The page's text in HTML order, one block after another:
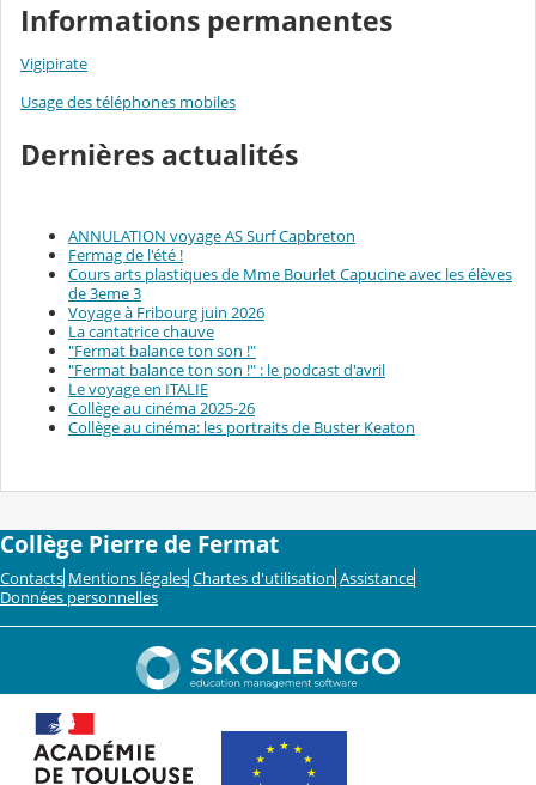
Informations permanentes
Vigipirate
Usage des téléphones mobiles
Dernières actualités
ANNULATION voyage AS Surf Capbreton
Fermag de l'été !
Cours arts plastiques de Mme Bourlet Capucine avec les élèves
de 3eme 3
Voyage à Fribourg juin 2026
La cantatrice chauve
"Fermat balance ton son !"
"Fermat balance ton son !" : le podcast d'avril
Le voyage en ITALIE
Collège au cinéma 2025-26
Collège au cinéma: les portraits de Buster Keaton
Collège Pierre de Fermat
Contacts Mentions légales Chartes d'utilisation Assistance
Données personnelles